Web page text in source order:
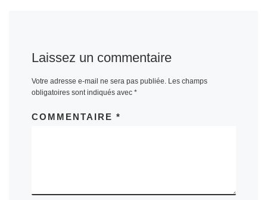
Laissez un commentaire
Votre adresse e-mail ne sera pas publiée. Les champs
obligatoires sont indiqués avec *
COMMENTAIRE *